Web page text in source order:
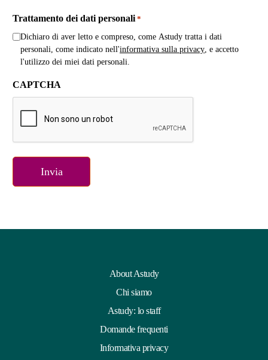
Trattamento dei dati personali *
Dichiaro di aver letto e compreso, come Astudy tratta i dati
personali, come indicato nell'informativa sulla privacy, e accetto
l'utilizzo dei miei dati personali.
CAPTCHA
About Astudy
Chi siamo
Astudy: lo staff
Domande frequenti
Informativa privacy